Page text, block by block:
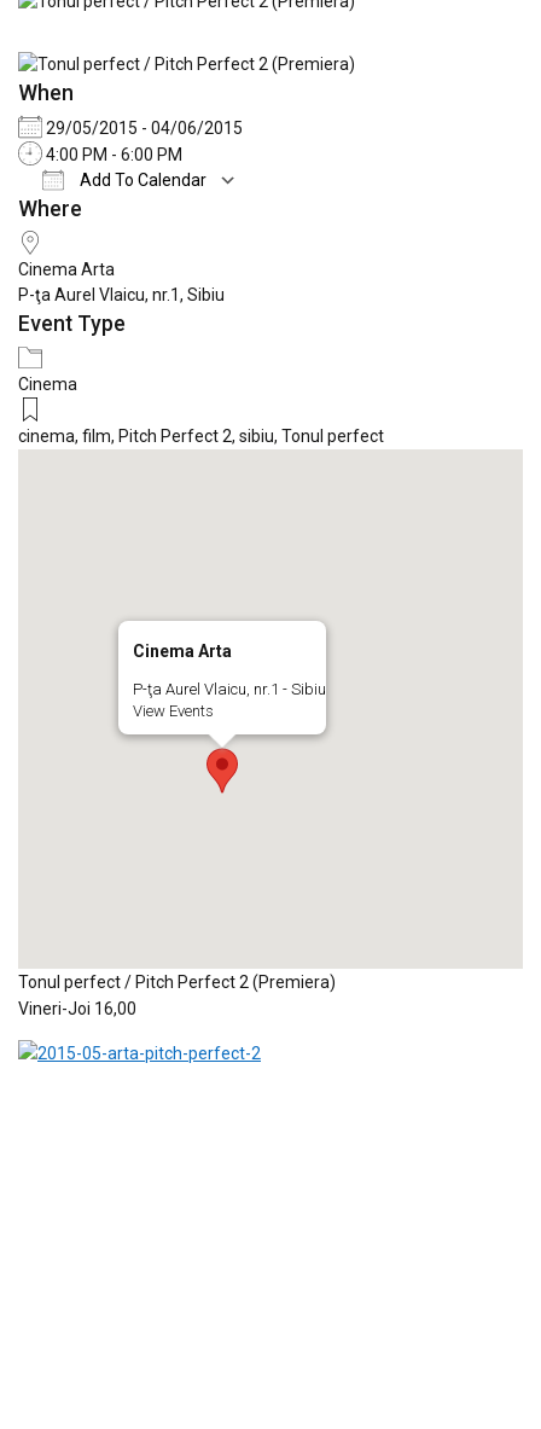
When
29/05/2015 - 04/06/2015
4:00 PM - 6:00 PM
Add To Calendar
Download ICS
Where
Cinema Arta
P-ţa Aurel Vlaicu, nr.1, Sibiu
Event Type
Cinema
cinema, film, Pitch Perfect 2, sibiu, Tonul perfect
Cinema Arta
P-ţa Aurel Vlaicu, nr.1 - Sibiu
View Events
Tonul perfect / Pitch Perfect 2 (Premiera)
Vineri-Joi 16,00